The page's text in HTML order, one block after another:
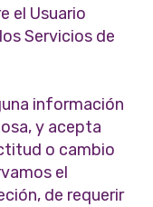
el Usuario
Servicios de
información
y acepta
o cambio
el
de requerir